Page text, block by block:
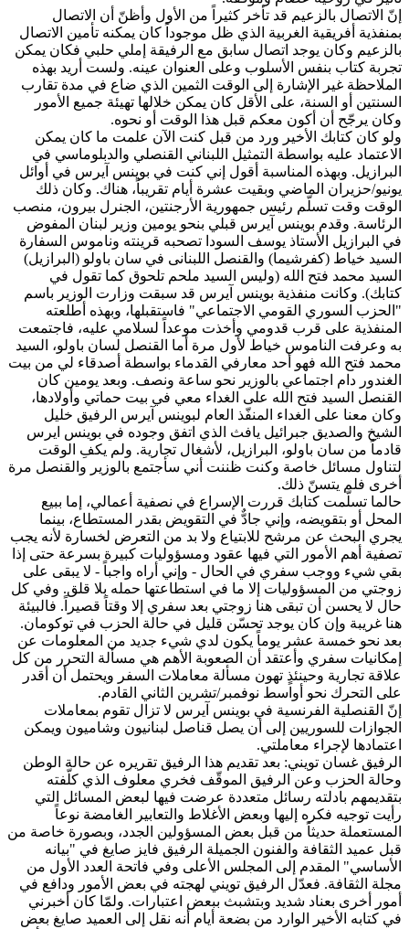
إنّ الاتصال بالزعيم قد تأخر كثيراً من الأول وأظنّ أن الاتصال
بمنفذية أفريقية الغربية الذي ظل موجوداً كان يمكنه تأمين الاتصال
بالزعيم وكان يوجد اتصال سابق مع الرفيقة إملي حلبي فكان يمكن
تجربة كتاب بنفس الأسلوب وعلى العنوان عينه. ولست أريد بهذه
الملاحظة غير الإشارة إلى الوقت الثمين الذي ضاع في مدة تقارب
السنتين أو السنة، على الأقل كان يمكن خلالها تهيئة جميع الأمور
وكان يرجّح أن أكون معكم قبل هذا الوقت أو نحوه.
ولو كان كتابك الأخير ورد من قبل كنت الآن علمت ما كان يمكن
الاعتماد عليه ‏‏بواسطة التمثيل اللبناني القنصلي والدبلوماسي في
البرازيل. وبهذه المناسبة أقول إني كنت في بوينس آيرس في أوائل
يونيو/حزيران الماضي وبقيت عشرة أيام تقريباً، هناك. وكان ذلك
الوقت وقت تسلّم رئيس جمهورية الأرجنتين، الجنرل بيرون، منصب
الرئاسة. وقدم بوينس آيرس قبلي بنحو يومين وزير لبنان المفوض
في البرازيل الأستاذ يوسف السودا تصحبه قرينته وناموس السفارة
السيد خياط (كفرشيما) والقنصل اللبنانى في سان باولو (البرازيل)
السيد محمد فتح الله (وليس السيد ملحم تلحوق كما تقول في
كتابك). وكانت منفذية بوينس آيرس قد سبقت وزارت الوزير باسم
"الحزب السوري القومي الاجتماعي" فاستقبلها، وبهذه أطلعته
المنفذية على قرب قدومي وأخذت موعداً لسلامي عليه، فاجتمعت
به وعرفت الناموس خياط لأول مرة أما القنصل لسان باولو، السيد
محمد فتح‎ الله فهو أحد معارفي القدماء بواسطة أصدقاء لي من بيت
الغندور دام اجتماعي بالوزير ‏‏نحو ساعة ونصف. وبعد يومين كان
القنصل السيد فتح الله على الغداء معي في بيت حماتي وأولادها،
وكان معنا على الغداء المنفّذ العام لبوينس آيرس الرفيق خليل
الشيخ والصديق جبرائيل يافث الذي اتفق وجوده في بوينس ايرس
قادماً من سان باولو، البرازيل، لأشغال تجارية. ولم يكفِ الوقت
لتناول مسائل خاصة وكنت ظننت أني سأجتمع بالوزير والقنصل مرة
أخرى فلم يتسنّ ذلك. ‎ ‏
حالما تسلّمت كتابك قررت الإسراع في نصفية أعمالي، إما ببيع
المحل أو ‏بتقويضه، وإني جادٌّ في التقويض بقدر المستطاع، بينما
يجري البحث عن مرشح للابتياع ولا بد من التعرض لخسارة لأنه يجب
تصفية أهم الأمور التي فيها عقود ومسؤوليات كبيرة بسرعة حتى إذا
بقي شيء ووجب سفري في الحال - وإني أراه واجباً - لا يبقى على
زوجتي من المسؤوليات إلا ما في استطاعتها حمله بلا قلق. وفي كل
حال لا يحسن أن تبقى هنا زوجتي بعد سفري إلا وقتاً قصيراً. فالبيئة
هنا غريبة وإن كان يوجد تحسّن قليل في حالة الحزب في توكومان.
بعد نحو خمسة عشر يوماً يكون لدي شيء جديد من المعلومات عن
إمكانيات سفري وأعتقد أن الصعوبة الأهم هي مسألة التحرر من كل
علاقة تجارية وحينئذٍ تهون مسألة معاملات السفر ويحتمل أن أقدر
على التحرك نحو أواسط نوفمبر/تشرين الثاني القادم.
إنّ القنصلية الفرنسية في بوينس آيرس لا تزال تقوم بمعاملات
الجوازات للسوريين إلى أن يصل قناصل لبنانيون وشاميون ويمكن
اعتمادها لإجراء معاملتي.
الرفيق غسان تويني: بعد تقديم هذا الرفيق تقريره عن حالة الوطن
وحالة الحزب وعن الرفيق الموقّف فخري معلوف الذي كلّفته
بتقديمهم بادلته رسائل متعددة عرضت فيها لبعض المسائل التي
رأيت توجيه فكره إليها وبعض الأغلاط والتعابير الغامضة نوعاً
المستعملة حديثاً من قبل بعض المسؤولين الجدد، وبصورة خاصة من
قبل عميد الثقافة والفنون الجميلة الرفيق فايز صايغ في "بيانه
الأساسي" المقدم إلى المجلس الأعلى وفي ‏‏فاتحة العدد الأول من
مجلة الثقافة. فعدّل الرفيق تويني لهجته في بعض الأمور ودافع في
أمور أخرى بعناد شديد وبتشبث ببعض اعتبارات. ولمّا كان أخبرني
في كتابه الأخير الوارد من بضعة أيام أنه نقل إلى العميد صايغ بعض